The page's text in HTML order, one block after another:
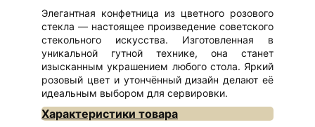
Элегантная конфетница из цветного розового
стекла — настоящее произведение советского
стекольного искусства. Изготовленная в
уникальной гутной технике, она станет
изысканным украшением любого стола. Яркий
розовый цвет и утончённый дизайн делают её
идеальным выбором для сервировки.
Характеристики товара